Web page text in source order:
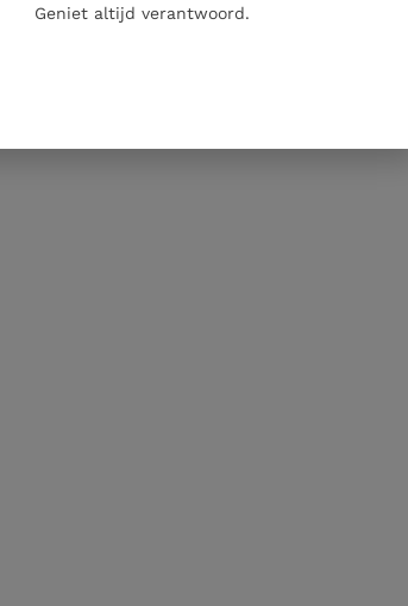
Geniet altijd verantwoord.